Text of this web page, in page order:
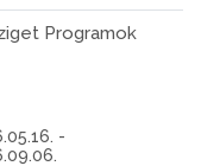
Programok
-